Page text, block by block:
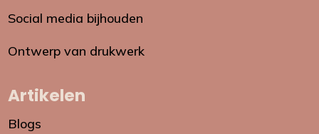
Social media bijhouden
Ontwerp van drukwerk
Artikelen
Blogs